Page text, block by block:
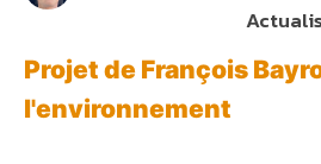
Projet de François
l'environnement